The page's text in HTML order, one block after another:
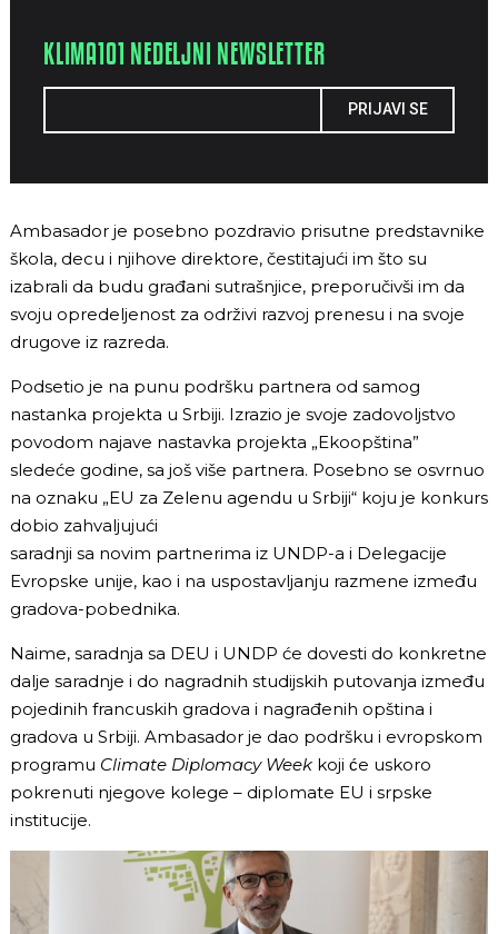
KLIMA101 NEDELJNI NEWSLETTER
PRIJAVI SE
Ambasador je posebno pozdravio prisutne predstavnike
škola, decu i njihove direktore, čestitajući im što su
izabrali da budu građani sutrašnjice, preporučivši im da
svoju opredeljenost za održivi razvoj prenesu i na svoje
drugove iz razreda.
Podsetio je na punu podršku partnera od samog
nastanka projekta u Srbiji. Izrazio je svoje zadovoljstvo
povodom najave nastavka projekta „Ekoopština”
sledeće godine, sa još više partnera. Posebno se osvrnuo
na oznaku „EU za Zelenu agendu u Srbiji“ koju je konkurs
dobio zahvaljujući
saradnji sa novim partnerima iz UNDP-a i Delegacije
Evropske unije, kao i na uspostavljanju razmene između
gradova-pobednika.
Naime, saradnja sa DEU i UNDP će dovesti do konkretne
dalje saradnje i do nagradnih studijskih putovanja između
pojedinih francuskih gradova i nagrađenih opština i
gradova u Srbiji. Ambasador je dao podršku i evropskom
programu Climate Diplomacy Week koji će uskoro
pokrenuti njegove kolege – diplomate EU i srpske
institucije.